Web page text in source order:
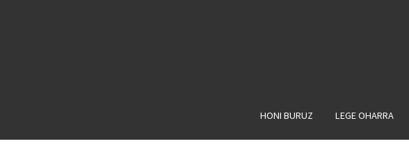
HONI BURUZ LEGE OHARRA